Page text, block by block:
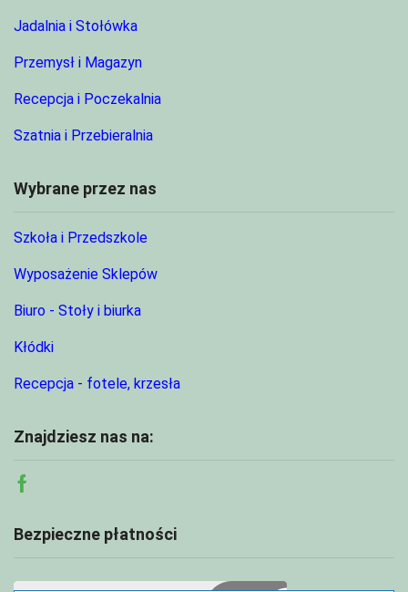
Jadalnia i Stołówka
Przemysł i Magazyn
Recepcja i Poczekalnia
Szatnia i Przebieralnia
Wybrane przez nas
Szkoła i Przedszkole
Wyposażenie Sklepów
Biuro - Stoły i biurka
Kłódki
Recepcja - fotele, krzesła
Znajdziesz nas na:
Facebook
Bezpieczne płatności